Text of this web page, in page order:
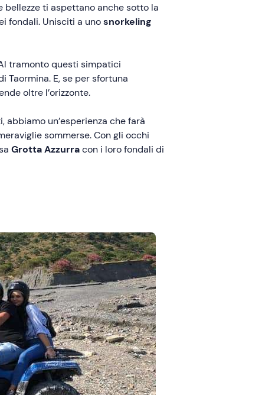
bellezze ti aspettano anche sotto la
fondali. Unisciti a unosnorkeling
tramonto questi simpatici
Taormina. E, se per sfortuna
oltre l’orizzonte.
abbiamo un’esperienza che farà
sommerse. Con gli occhi
Grotta Azzurracon i loro fondali di